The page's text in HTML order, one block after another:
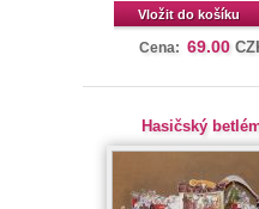
Vložit do košíku
Cena: 69.00
Hasičský